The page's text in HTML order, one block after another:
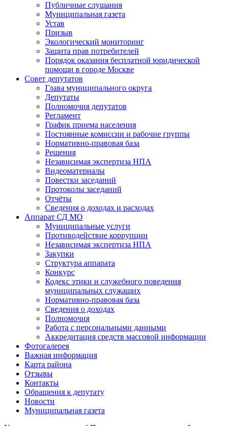
Публичные слушания
Муниципальная газета
Устав
Призыв
Экологический мониторинг
Защита прав потребителей
Порядок оказания бесплатной юридической
помощи в городе Москве
Совет депутатов
Глава муниципального округа
Депутаты
Полномочия депутатов
Регламент
График приема населения
Постоянные комиссии и рабочие группы
Нормативно-правовая база
Решения
Независимая экспертиза НПА
Видеоматериалы
Повестки заседаний
Протоколы заседаний
Отчёты
Сведения о доходах и расходах
Аппарат СД МО
Муниципальные услуги
Противодействие коррупции
Независимая экспертиза НПА
Закупки
Структура аппарата
Конкурс
Кодекс этики и служебного поведения
муниципальных служащих
Нормативно-правовая база
Сведения о доходах
Полномочия
Работа с персональными данными
Аккредитация средств массовой информации
Фотогалерея
Важная информация
Карта района
Отзывы
Контакты
Обращения к депутату
Новости
Муниципальная газета